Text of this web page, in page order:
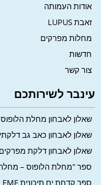
אודות העמותה
זאבת LUPUS
מחלות מפרקים
חדשות
צור קשר
עינבר לשירותכם
שאלון לאבחון מחלת הלופוס
שאלון לאבחון כאב גב
שאלון לאבחון דלקת
ספר "מחלת הלופוס –